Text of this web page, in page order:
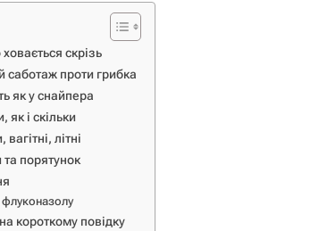
скрізь
саботаж проти грибка
як у снайпера
і скільки
літні
та порятунок
короткому повідку